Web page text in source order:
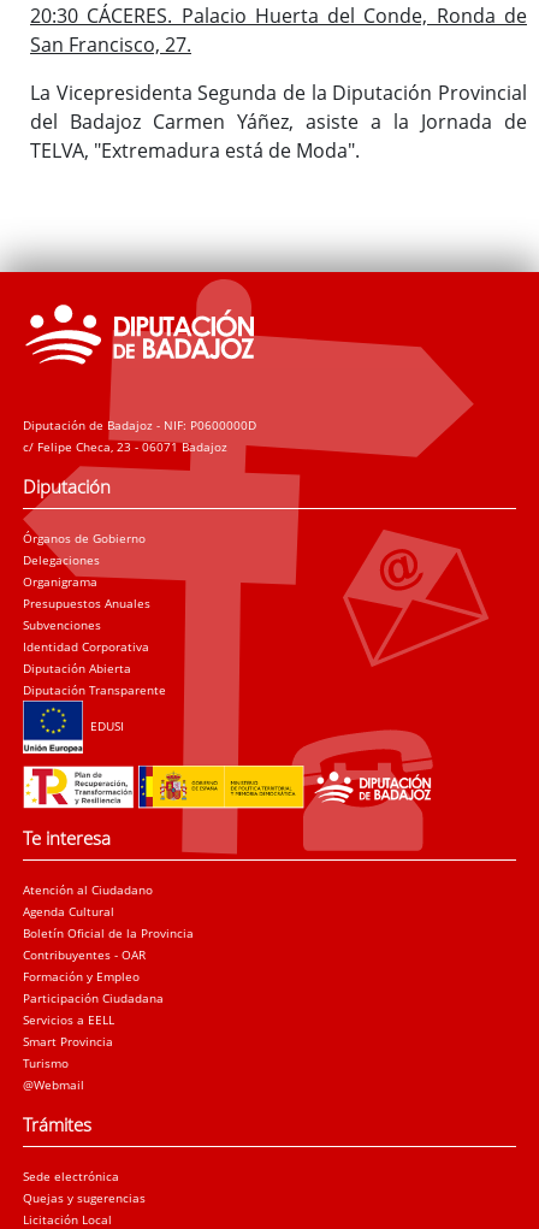
20:30 CÁCERES. Palacio Huerta del Conde, Ronda de
San Francisco, 27.
La Vicepresidenta Segunda de la Diputación Provincial
del Badajoz Carmen Yáñez, asiste a la Jornada de
TELVA, "Extremadura está de Moda".
Diputación de Badajoz - NIF: P0600000D
c/ Felipe Checa, 23 - 06071 Badajoz
Diputación
Órganos de Gobierno
Delegaciones
Organigrama
Presupuestos Anuales
Subvenciones
Identidad Corporativa
Diputación Abierta
Diputación Transparente
EDUSI
Te interesa
Atención al Ciudadano
Agenda Cultural
Boletín Oficial de la Provincia
Contribuyentes - OAR
Formación y Empleo
Participación Ciudadana
Servicios a EELL
Smart Provincia
Turismo
@Webmail
Trámites
Sede electrónica
Quejas y sugerencias
Licitación Local